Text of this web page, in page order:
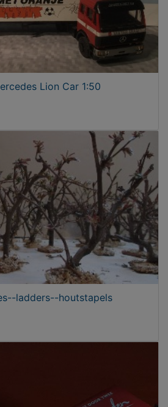
Lion Car 1:50
ladders--houtstapels